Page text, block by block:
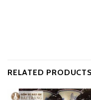
RELATED PRODUCTS